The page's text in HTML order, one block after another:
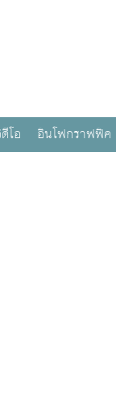
โอ อินโฟกราฟฟิค